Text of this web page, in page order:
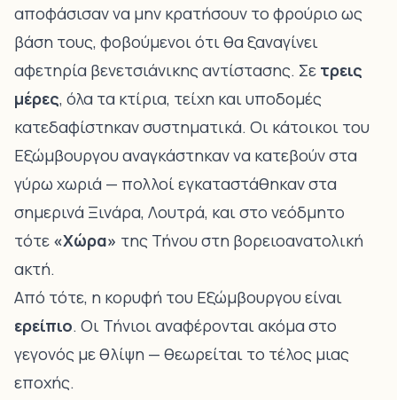
αποφάσισαν να μην κρατήσουν το φρούριο ως
βάση τους, φοβούμενοι ότι θα ξαναγίνει
αφετηρία βενετσιάνικης αντίστασης. Σε τρεις
μέρες, όλα τα κτίρια, τείχη και υποδομές
κατεδαφίστηκαν συστηματικά. Οι κάτοικοι του
Εξώμβουργου αναγκάστηκαν να κατεβούν στα
γύρω χωριά — πολλοί εγκαταστάθηκαν στα
σημερινά Ξινάρα, Λουτρά, και στο νεόδμητο
τότε «Χώρα» της Τήνου στη βορειοανατολική
ακτή.
Από τότε, η κορυφή του Εξώμβουργου είναι
ερείπιο. Οι Τήνιοι αναφέρονται ακόμα στο
γεγονός με θλίψη — θεωρείται το τέλος μιας
εποχής.